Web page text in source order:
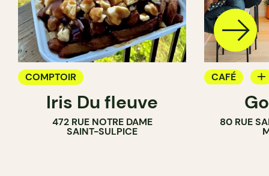
COMPTOIR
Iris Du fleuve
472 RUE NOTRE DAME
SAINT-SULPICE
CAFÉ
COMPTOIR
80 RUE